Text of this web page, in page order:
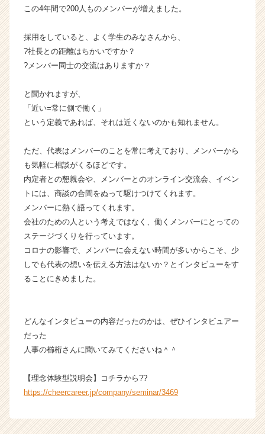
ス
ウ
ト
活
サ
ト
キ
ャ
リ
ア
（C
e
r
e
この4年間で200人ものメンバーが増えました。
採用をしていると、よく学生のみなさんから、
?社長との距離はちかいですか？
?メンバー同士の交流はありますか？
と聞かれますが、
「近い=常に側で働く」
という定義であれば、それは近くないのかも知れません。
ただ、代表はメンバーのことを常に考えており、メンバーから
も気軽に相談がくるほどです。
内定者との懇親会や、メンバーとのオンライン交流会、イベン
トには、商談の合間をぬって駆けつけてくれます。
メンバーに熱く語ってくれます。
会社のための人という考えではなく、働くメンバーにとっての
ステージづくりを行っています。
コロナの影響で、メンバーに会えない時間が多いからこそ、少
しでも代表の想いを伝える方法はないか？とインタビューをす
ることにきめました。
どんなインタビューの内容だったのかは、ぜひインタビュアー
だった
人事の櫛桁さんに聞いてみてくださいね＾＾
【理念体験型説明会】コチラから??
https://cheercareer.jp/company/seminar/3469